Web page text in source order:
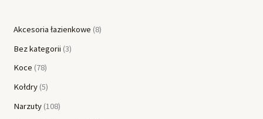
Akcesoria łazienkowe 8
Bez kategorii 3
Koce 78
Kołdry 5
Narzuty 108